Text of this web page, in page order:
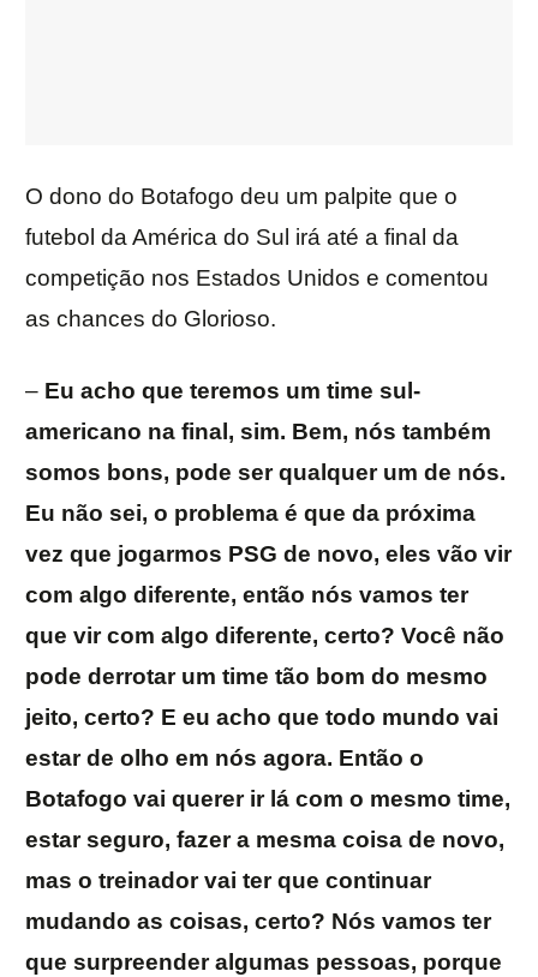
O dono do Botafogo deu um palpite que o
futebol da América do Sul irá até a final da
competição nos Estados Unidos e comentou
as chances do Glorioso.
– Eu acho que teremos um time sul-
americano na final, sim. Bem, nós também
somos bons, pode ser qualquer um de nós.
Eu não sei, o problema é que da próxima
vez que jogarmos PSG de novo, eles vão vir
com algo diferente, então nós vamos ter
que vir com algo diferente, certo? Você não
pode derrotar um time tão bom do mesmo
jeito, certo? E eu acho que todo mundo vai
estar de olho em nós agora. Então o
Botafogo vai querer ir lá com o mesmo time,
estar seguro, fazer a mesma coisa de novo,
mas o treinador vai ter que continuar
mudando as coisas, certo? Nós vamos ter
que surpreender algumas pessoas, porque